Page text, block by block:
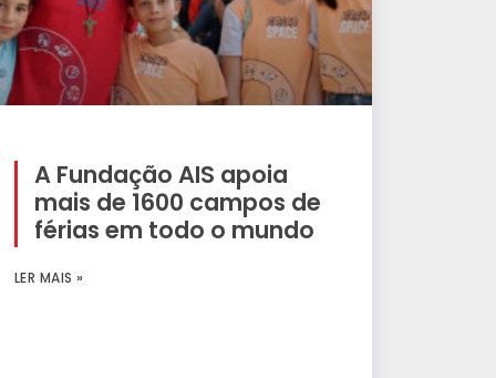
A Fundação AIS apoia
mais de 1600 campos de
férias em todo o mundo
LER MAIS »